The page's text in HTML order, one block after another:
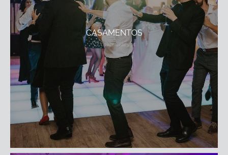
CASAMENTOS